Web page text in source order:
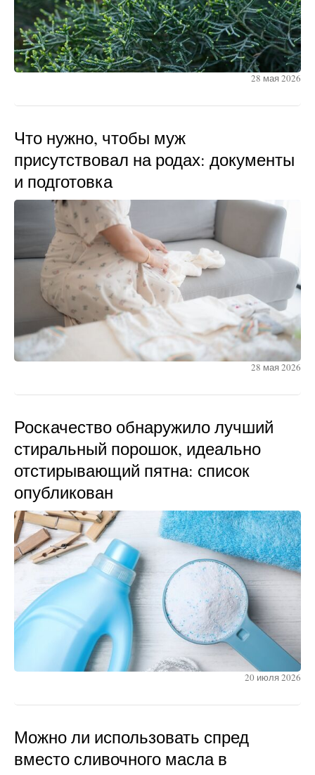
28 мая 2026
Что нужно, чтобы муж
присутствовал на родах: документы
и подготовка
28 мая 2026
Роскачество обнаружило лучший
стиральный порошок, идеально
отстирывающий пятна: список
опубликован
20 июля 2026
Можно ли использовать спред
вместо сливочного масла в